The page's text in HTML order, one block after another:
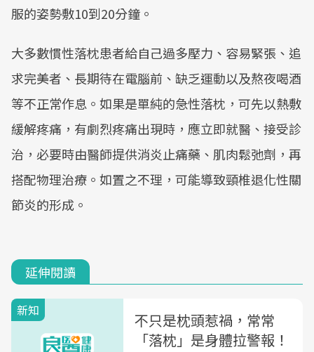
服的姿勢敷10到20分鐘。
大多數慣性落枕患者給自己過多壓力、容易緊張、追
求完美者、長期待在電腦前、缺乏運動以及熬夜喝酒
等不正常作息。如果是單純的急性落枕，可先以熱敷
緩解疼痛，有劇烈疼痛出現時，應立即就醫、接受診
治，必要時由醫師提供消炎止痛藥、肌肉鬆弛劑，再
搭配物理治療。如置之不理，可能導致頸椎退化性關
節炎的形成。
延伸閱讀
新知
不只是枕頭惹禍，常常
「落枕」是身體拉警報！